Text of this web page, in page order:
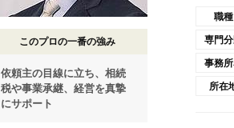
このプロの一番の強み
依頼主の目線に立ち、相続
税や事業承継、経営を真摯
にサポート
職種
専門
事務
所在